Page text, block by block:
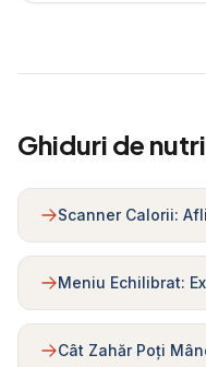
Ghiduri de
Scanner Calorii:
Meniu Echilibrat:
Cât Zahăr Poți